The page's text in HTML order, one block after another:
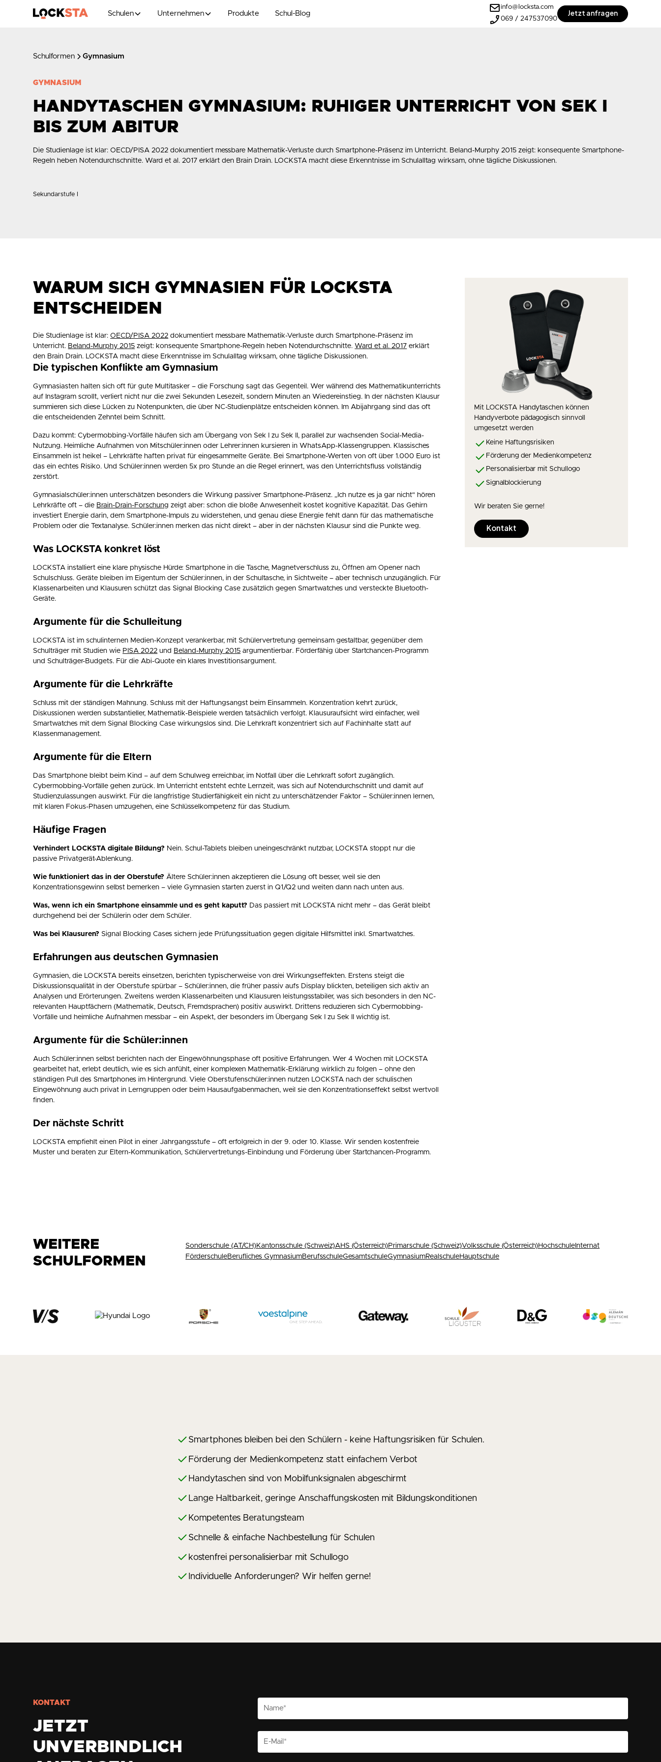
Schulen Unternehmen Produkte Schul-Blog
info@locksta.com
069 / 247537090
Jetzt anfragen
Schulformen Gymnasium
GYMNASIUM
HANDYTASCHEN GYMNASIUM: RUHIGER UNTERRICHT VON SEK I
BIS ZUM ABITUR
Die Studienlage ist klar:OECD/PISA 2022 dokumentiert messbare Mathematik-Verluste durch Smartphone-Präsenz im Unterricht. Beland-Murphy 2015 zeigt: konsequente Smartphone-
Regeln heben Notendurchschnitte. Ward et al. 2017 erklärt den Brain Drain. LOCKSTA macht diese Erkenntnisse im Schulalltag wirksam, ohne tägliche Diskussionen.
Sekundarstufe I
WARUM SICH GYMNASIEN FÜR LOCKSTA
ENTSCHEIDEN
Die Studienlage ist klar:OECD/PISA 2022 dokumentiert messbare Mathematik-Verluste durch Smartphone-Präsenz im
Unterricht. Beland-Murphy 2015 zeigt: konsequente Smartphone-Regeln heben Notendurchschnitte. Ward et al. 2017 erklärt
den Brain Drain. LOCKSTA macht diese Erkenntnisse im Schulalltag wirksam, ohne tägliche Diskussionen.
Die typischen Konflikte am Gymnasium
Gymnasiasten halten sich oft für gute Multitasker – die Forschung sagt das Gegenteil. Wer während des Mathematikunterrichts
auf Instagram scrollt, verliert nicht nur die zwei Sekunden Lesezeit, sondern Minuten an Wiedereinstieg. In der nächsten Klausur
summieren sich diese Lücken zu Notenpunkten, die über NC-Studienplätze entscheiden können. Im Abijahrgang sind das oft
die entscheidenden Zehntel beim Schnitt.
Dazu kommt: Cybermobbing-Vorfälle häufen sich am Übergang von Sek I zu Sek II, parallel zur wachsenden Social-Media-
Nutzung. Heimliche Aufnahmen von Mitschüler:innen oder Lehrer:innen kursieren in WhatsApp-Klassengruppen. Klassisches
Einsammeln ist heikel – Lehrkräfte haften privat für eingesammelte Geräte. Bei Smartphone-Werten von oft über 1.000 Euro ist
das ein echtes Risiko. Und Schüler:innen werden 5x pro Stunde an die Regel erinnert, was den Unterrichtsfluss vollständig
zerstört.
Gymnasialschüler:innen unterschätzen besonders die Wirkung passiver Smartphone-Präsenz. „Ich nutze es ja gar nicht" hören
Lehrkräfte oft – die Brain-Drain-Forschung zeigt aber: schon die bloße Anwesenheit kostet kognitive Kapazität. Das Gehirn
investiert Energie darin, dem Smartphone-Impuls zu widerstehen, und genau diese Energie fehlt dann für das mathematische
Problem oder die Textanalyse. Schüler:innen merken das nicht direkt – aber in der nächsten Klausur sind die Punkte weg.
Was LOCKSTA konkret löst
LOCKSTA installiert eine klare physische Hürde: Smartphone in die Tasche, Magnetverschluss zu, Öffnen am Opener nach
Schulschluss. Geräte bleiben im Eigentum der Schüler:innen, in der Schultasche, in Sichtweite – aber technisch unzugänglich. Für
Klassenarbeiten und Klausuren schützt das Signal Blocking Case zusätzlich gegen Smartwatches und versteckte Bluetooth-
Geräte.
Argumente für die Schulleitung
LOCKSTA ist im schulinternen Medien-Konzept verankerbar, mit Schülervertretung gemeinsam gestaltbar, gegenüber dem
Schulträger mit Studien wie PISA 2022 und Beland-Murphy 2015 argumentierbar. Förderfähig über Startchancen-Programm
und Schulträger-Budgets. Für die Abi-Quote ein klares Investitionsargument.
Argumente für die Lehrkräfte
Schluss mit der ständigen Mahnung. Schluss mit der Haftungsangst beim Einsammeln. Konzentration kehrt zurück,
Diskussionen werden substantieller, Mathematik-Beispiele werden tatsächlich verfolgt. Klausuraufsicht wird einfacher, weil
Smartwatches mit dem Signal Blocking Case wirkungslos sind. Die Lehrkraft konzentriert sich auf Fachinhalte statt auf
Klassenmanagement.
Argumente für die Eltern
Das Smartphone bleibt beim Kind – auf dem Schulweg erreichbar, im Notfall über die Lehrkraft sofort zugänglich.
Cybermobbing-Vorfälle gehen zurück. Im Unterricht entsteht echte Lernzeit, was sich auf Notendurchschnitt und damit auf
Studienzulassungen auswirkt. Für die langfristige Studierfähigkeit ein nicht zu unterschätzender Faktor – Schüler:innen lernen,
mit klaren Fokus-Phasen umzugehen, eine Schlüsselkompetenz für das Studium.
Häufige Fragen
Verhindert LOCKSTA digitale Bildung? Nein. Schul-Tablets bleiben uneingeschränkt nutzbar, LOCKSTA stoppt nur die
passive Privatgerät-Ablenkung.
Wie funktioniert das in der Oberstufe? Ältere Schüler:innen akzeptieren die Lösung oft besser, weil sie den
Konzentrationsgewinn selbst bemerken – viele Gymnasien starten zuerst in Q1/Q2 und weiten dann nach unten aus.
Was, wenn ich ein Smartphone einsammle und es geht kaputt? Das passiert mit LOCKSTA nicht mehr – das Gerät bleibt
durchgehend bei der Schülerin oder dem Schüler.
Was bei Klausuren? Signal Blocking Cases sichern jede Prüfungssituation gegen digitale Hilfsmittel inkl. Smartwatches.
Erfahrungen aus deutschen Gymnasien
Gymnasien, die LOCKSTA bereits einsetzen, berichten typischerweise von drei Wirkungseffekten. Erstens steigt die
Diskussionsqualität in der Oberstufe spürbar – Schüler:innen, die früher passiv aufs Display blickten, beteiligen sich aktiv an
Analysen und Erörterungen. Zweitens werden Klassenarbeiten und Klausuren leistungsstabiler, was sich besonders in den NC-
relevanten Hauptfächern (Mathematik, Deutsch, Fremdsprachen) positiv auswirkt. Drittens reduzieren sich Cybermobbing-
Vorfälle und heimliche Aufnahmen messbar – ein Aspekt, der besonders im Übergang Sek I zu Sek II wichtig ist.
Argumente für die Schüler:innen
Auch Schüler:innen selbst berichten nach der Eingewöhnungsphase oft positive Erfahrungen. Wer 4 Wochen mit LOCKSTA
gearbeitet hat, erlebt deutlich, wie es sich anfühlt, einer komplexen Mathematik-Erklärung wirklich zu folgen – ohne den
ständigen Pull des Smartphones im Hintergrund. Viele Oberstufenschüler:innen nutzen LOCKSTA nach der schulischen
Eingewöhnung auch privat in Lerngruppen oder beim Hausaufgabenmachen, weil sie den Konzentrationseffekt selbst wertvoll
finden.
Der nächste Schritt
LOCKSTA empfiehlt einen Pilot in einer Jahrgangsstufe – oft erfolgreich in der 9. oder 10. Klasse. Wir senden kostenfreie
Muster und beraten zur Eltern-Kommunikation, Schülervertretungs-Einbindung und Förderung über Startchancen-Programm.
Mit LOCKSTA Handytaschen können
Handyverbote pädagogisch sinnvoll
umgesetzt werden
Keine Haftungsrisiken
Förderung der Medienkompetenz
Personalisierbar mit Schullogo
Signalblockierung
Wir beraten Sie gerne!
Kontakt
WEITERE
SCHULFORMEN
Sonderschule (AT/CH)Kantonsschule (Schweiz)AHS (Österreich)Primarschule (Schweiz)Volksschule (Österreich)Hochschule Internat
FörderschuleBerufliches GymnasiumBerufsschuleGesamtschuleGymnasiumRealschuleHauptschule
Smartphones bleiben bei den Schülern - keine Haftungsrisiken für Schulen.
Förderung der Medienkompetenz statt einfachem Verbot
Handytaschen sind von Mobilfunksignalen abgeschirmt
Lange Haltbarkeit, geringe Anschaffungskosten mit Bildungskonditionen
Kompetentes Beratungsteam
Schnelle & einfache Nachbestellung für Schulen
kostenfrei personalisierbar mit Schullogo
Individuelle Anforderungen? Wir helfen gerne!
KONTAKT
JETZT
UNVERBINDLICH